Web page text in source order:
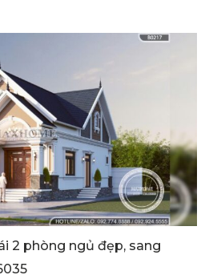
2 phòng ngủ đẹp, sang